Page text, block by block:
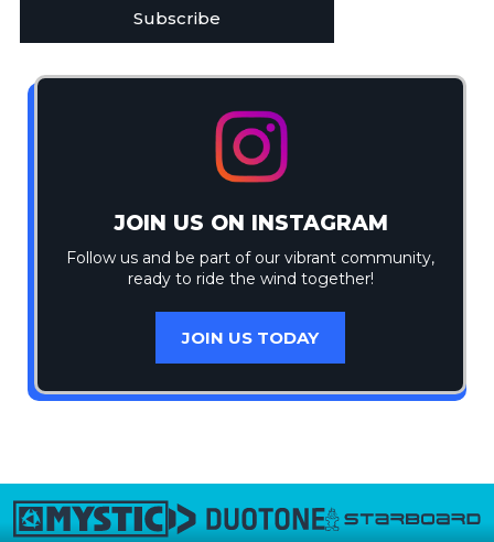
Subscribe
JOIN US ON INSTAGRAM
Follow us and be part of our vibrant community,
ready to ride the wind together!
JOIN US TODAY